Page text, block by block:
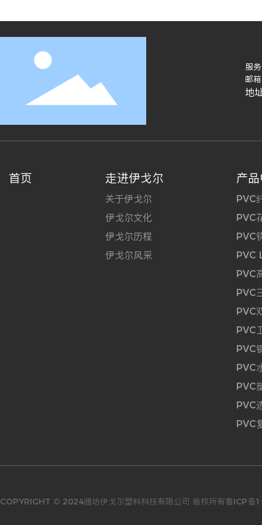
服
邮
地
首页 走进伊戈尔
关于伊戈尔
伊戈尔文化
伊戈尔历程
伊戈尔风采
产
PVC
PVC
PVC
PVC
PVC
PVC
PVC
PVC
PVC
PVC
PVC
PVC
PVC
COPYRIGHT © 2024潍坊伊戈尔塑料科技有限公司 版权所有鲁ICP备